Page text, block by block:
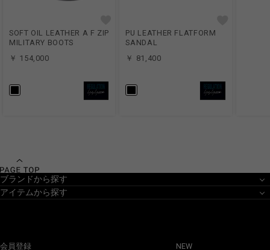
SOFT OIL LEATHER A F ZIP
MILITARY BOOTS
￥ 154,000
PU LEATHER FLATFORM
SANDAL
￥ 81,400
ブランドから探す
アイテムから探す
会員登録 NEW